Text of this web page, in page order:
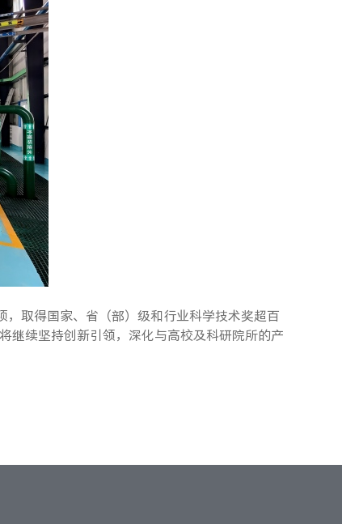
取得国家、省（部）级和行业科学技术奖超百
继续坚持创新引领，深化与高校及科研院所的产